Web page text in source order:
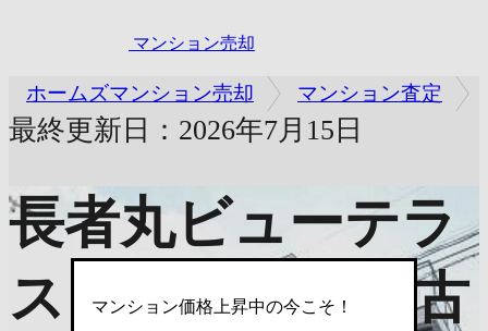
マンション売却
ホームズマンション売却 マンション査定
最終更新日：2026年7月15日
長者丸ビューテラ
ス 資産価値は中古
マンション価格上昇中の今こそ！